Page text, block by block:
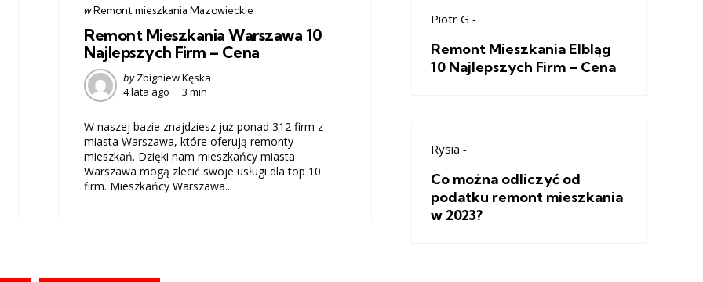
Categories
post
wRemont mieszkania Mazowieckie
Remont Mieszkania Warszawa 10
Najlepszych Firm – Cena
Posted
by
by Zbigniew Kęska
4 lata ago
3 min
W naszej bazie znajdziesz już ponad 312 firm z
miasta Warszawa, które oferują remonty
mieszkań. Dzięki nam mieszkańcy miasta
Warszawa mogą zlecić swoje usługi dla top 10
firm. Mieszkańcy Warszawa...
Piotr G -
Remont Mieszkania Elbląg
10 Najlepszych Firm – Cena
Rysia -
Co można odliczyć od
podatku remont mieszkania
w 2023?